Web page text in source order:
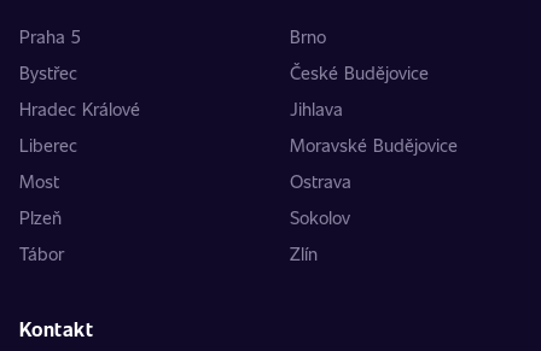
Praha 5
Brno
Bystřec
České Budějovice
Hradec Králové
Jihlava
Liberec
Moravské Budějovice
Most
Ostrava
Plzeň
Sokolov
Tábor
Zlín
Kontakt